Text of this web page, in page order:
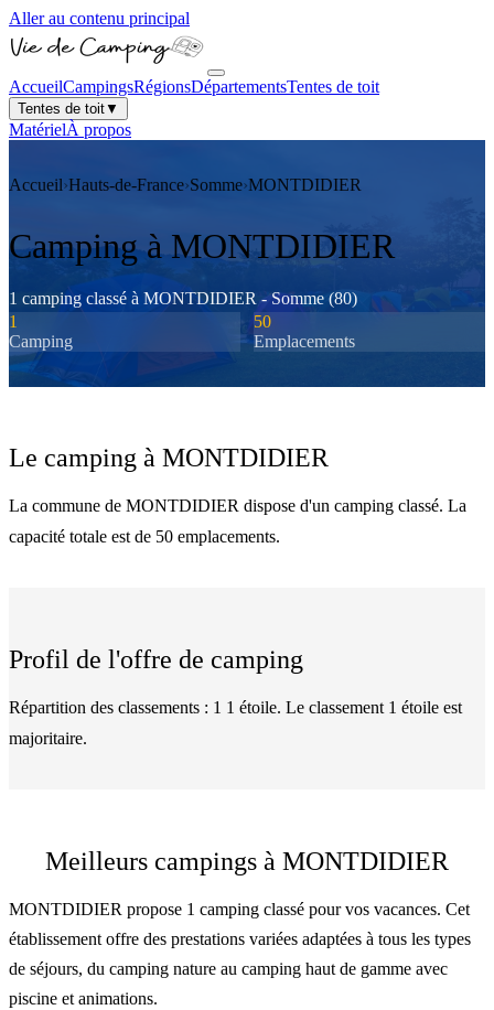
Aller au contenu principal
AccueilCampingsRégionsDépartementsTentes de toit
Tentes de toit▼
MatérielÀ propos
Accueil›Hauts-de-France›Somme›MONTDIDIER
Camping àMONTDIDIER
1 camping classé à MONTDIDIER -Somme (80)
1
Camping
50
Emplacements
Le camping à MONTDIDIER
La commune de MONTDIDIER dispose d'un camping classé. La
capacité totale est de 50 emplacements.
Profil de l'offre de camping
Répartition des classements : 1 1 étoile. Le classement 1 étoile est
majoritaire.
Meilleurs campings à MONTDIDIER
MONTDIDIER propose 1 camping classé pour vos vacances. Cet
établissement offre des prestations variées adaptées à tous les types
de séjours, du camping nature au camping haut de gamme avec
piscine et animations.